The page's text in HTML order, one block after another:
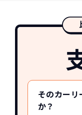
そのカー
か？